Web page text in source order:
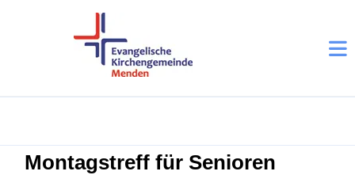
Montagstreff für Senioren